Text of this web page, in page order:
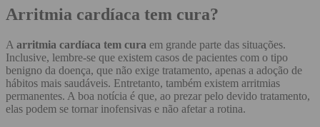
Arritmia cardíaca tem cura?
A arritmia cardíaca tem cura em grande parte das situações.
Inclusive, lembre-se que existem casos de pacientes com o tipo
benigno da doença, que não exige tratamento, apenas a adoção de
hábitos mais saudáveis. Entretanto, também existem arritmias
permanentes. A boa notícia é que, ao prezar pelo devido tratamento,
elas podem se tornar inofensivas e não afetar a rotina.